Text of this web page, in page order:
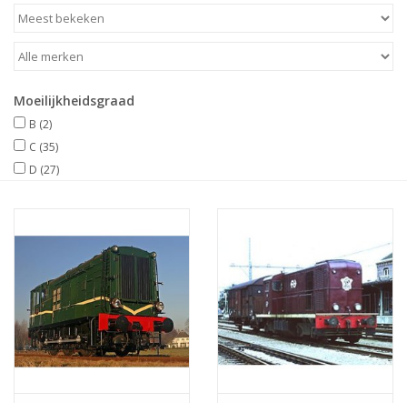
Scenery
Documentatie
Tijdschriften
NIEUWE TIJDSCHRIFTEN
ABONNEMENT DE
MODELBOUWER
Moeilijkheidsgraad
B (2)
C (35)
D (27)